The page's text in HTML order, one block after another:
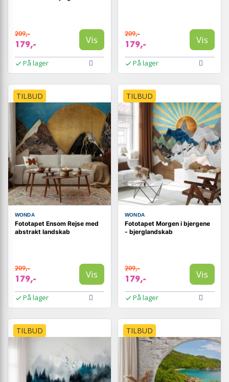
209,-
179,- Vis
På lager
209,-
179,- Vis
På lager
TILBUD
WONDA
Fototapet Ensom Rejse med
abstrakt landskab
209,-
179,- Vis
På lager
TILBUD
WONDA
Fototapet Morgen i bjergene
- bjerglandskab
209,-
179,- Vis
På lager
TILBUD TILBUD